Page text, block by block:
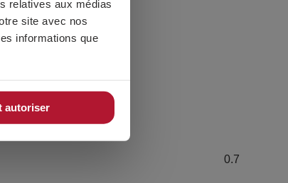
relatives aux médias
site avec nos
informations que
autoriser
Événements